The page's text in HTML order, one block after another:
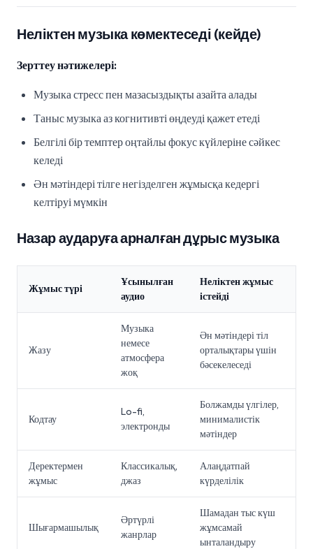
Неліктен музыка көмектеседі (кейде)
Зерттеу нәтижелері:
Музыка стресс пен мазасыздықты азайта алады
Таныс музыка аз когнитивті өңдеуді қажет етеді
Белгілі бір темптер оңтайлы фокус күйлеріне сәйкес
келеді
Ән мәтіндері тілге негізделген жұмысқа кедергі
келтіруі мүмкін
Назар аударуға арналған дұрыс музыка
Жұмыс түрі
Ұсынылған
аудио
Неліктен жұмыс
істейді
Жазу
Музыка
немесе
атмосфера
жоқ
Ән мәтіндері тіл
орталықтары үшін
бәсекелеседі
Кодтау
Lo-fi,
электронды
Болжамды үлгілер,
минималистік
мәтіндер
Деректермен
жұмыс
Классикалық,
джаз
Алаңдатпай
күрделілік
Шығармашылық
Әртүрлі
жанрлар
Шамадан тыс күш
жұмсамай
ынталандыру